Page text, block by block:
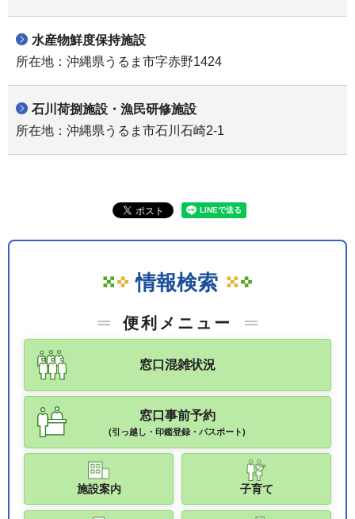
水産物鮮度保持施設
所在地：沖縄県うるま市字赤野1424
石川荷捌施設・漁民研修施設
所在地：沖縄県うるま市石川石崎2-1
情報検索
便利メニュー
窓口混雑状況
窓口事前予約
(引っ越し・印鑑登録・パスポート)
施設案内 子育て